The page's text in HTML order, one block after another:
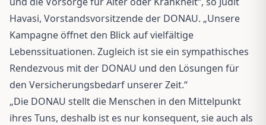
Havasi, Vorstandsvorsitzende der DONAU. „Unsere
Kampagne öffnet den Blick auf vielfältige
Lebenssituationen. Zugleich ist sie ein sympathisches
Rendezvous mit der DONAU und den Lösungen für
den Versicherungsbedarf unserer Zeit.“
„Die DONAU stellt die Menschen in den Mittelpunkt
ihres Tuns, deshalb ist es nur konsequent, sie auch als